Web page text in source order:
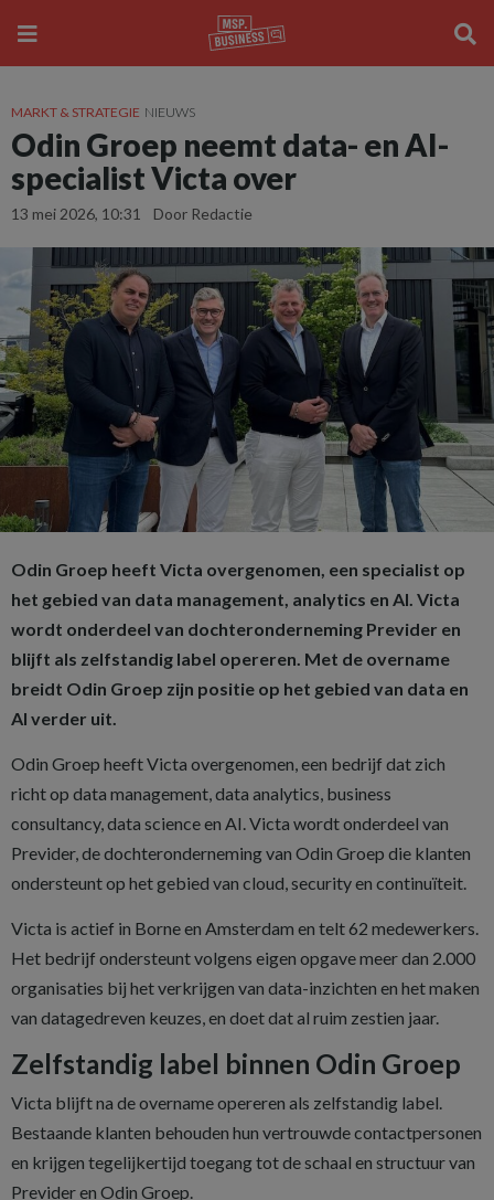
MARKT & STRATEGIE NIEUWS
Odin Groep neemt data- en AI-
specialist Victa over
13 mei 2026, 10:31 Door Redactie
Odin Groep heeft Victa overgenomen, een specialist op
het gebied van data management, analytics en AI. Victa
wordt onderdeel van dochteronderneming Previder en
blijft als zelfstandig label opereren. Met de overname
breidt Odin Groep zijn positie op het gebied van data en
AI verder uit.
Odin Groep heeft Victa overgenomen, een bedrijf dat zich
richt op data management, data analytics, business
consultancy, data science en AI. Victa wordt onderdeel van
Previder, de dochteronderneming van Odin Groep die klanten
ondersteunt op het gebied van cloud, security en continuïteit.
Victa is actief in Borne en Amsterdam en telt 62 medewerkers.
Het bedrijf ondersteunt volgens eigen opgave meer dan 2.000
organisaties bij het verkrijgen van data-inzichten en het maken
van datagedreven keuzes, en doet dat al ruim zestien jaar.
Zelfstandig label binnen Odin Groep
Victa blijft na de overname opereren als zelfstandig label.
Bestaande klanten behouden hun vertrouwde contactpersonen
en krijgen tegelijkertijd toegang tot de schaal en structuur van
Previder en Odin Groep.